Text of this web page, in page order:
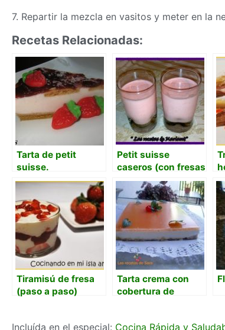
7. Repartir la mezcla en vasitos y meter en la
Recetas Relacionadas:
Tarta de petit
suisse.
Petit suisse
caseros (con fresas
frescas)
Tiramisú de fresa
(paso a paso)
Tarta crema con
cobertura de
Incluída en el especial: Cocina Rápida y